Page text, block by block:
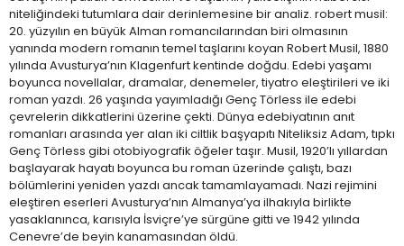
niteliğindeki tutumlara dair derinlemesine bir analiz. robert musil:
20. yüzyılın en büyük Alman romancılarından biri olmasının
yanında modern romanın temel taşlarını koyan Robert Musil, 1880
yılında Avusturya’nın Klagenfurt kentinde doğdu. Edebi yaşamı
boyunca novellalar, dramalar, denemeler, tiyatro eleştirileri ve iki
roman yazdı. 26 yaşında yayımladığı Genç Törless ile edebi
çevrelerin dikkatlerini üzerine çekti. Dünya edebiyatının anıt
romanları arasında yer alan iki ciltlik başyapıtı Niteliksiz Adam, tıpkı
Genç Törless gibi otobiyografik öğeler taşır. Musil, 1920’lı yıllardan
başlayarak hayatı boyunca bu roman üzerinde çalıştı, bazı
bölümlerini yeniden yazdı ancak tamamlayamadı. Nazi rejimini
eleştiren eserleri Avusturya’nın Almanya’ya ilhakıyla birlikte
yasaklanınca, karısıyla İsviçre’ye sürgüne gitti ve 1942 yılında
Cenevre’de beyin kanamasından öldü.